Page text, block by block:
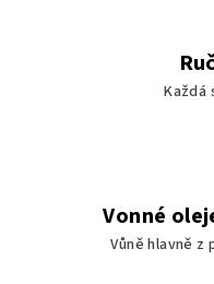
Každá
Vonné
Vůně hlavně